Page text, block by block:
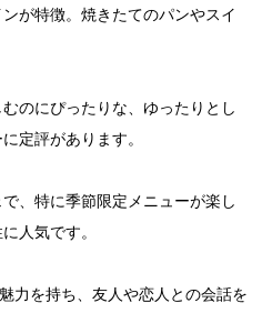
が特徴。焼きたてのパンやスイ
のにぴったりな、ゆったりとし
定評があります。
、特に季節限定メニューが楽し
人気です。
力を持ち、友人や恋人との会話を